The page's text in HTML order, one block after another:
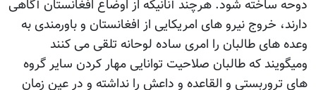
دوحه ساخته شود. هرچند آنانیکه از اوضاع افغانستان آگاهی
دارند، خروج نیرو های امریکایی از افغانستان و باورمندی به
وعده های طالبان را امری ساده لوحانه تلقی می کنند
ومیگویند که طالبان صلاحیت توانایی مهار کردن سایر گروه
های تروربستی و القاعده و داعش را نداشته و در عین زمان